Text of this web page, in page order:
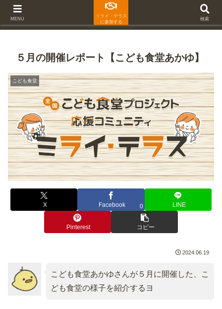
５月の開催レポート【こども食堂あかゆ】
こども食堂
X Facebook 0 LINE
Pinterest コピー
2024.06.19
こども食堂あかゆさんが５月に開催した、こ
ども食堂の様子を紹介するヨ
MENU
ミライ・テラス
に参加する
検索